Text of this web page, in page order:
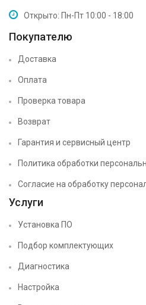
Открыто: Пн-Пт 10:00 - 18:00
Покупателю
Доставка
Оплата
Проверка товара
Возврат
Гарантия и сервисный центр
Политика обработки
Согласие на обработку
Услуги
Установка ПО
Подбор комплектующих
Диагностика
Настройка